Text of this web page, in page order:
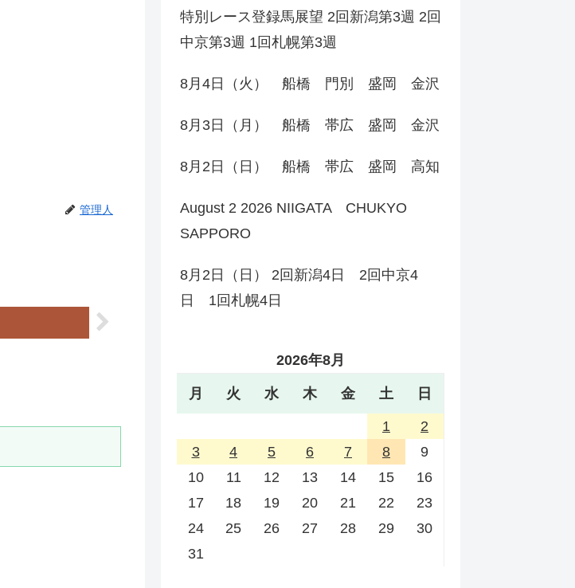
管理人
特別レース登録馬展望 2回新潟第3週 2回
中京第3週 1回札幌第3週
8月4日（火） 船橋 門別 盛岡 金沢
8月3日（月） 船橋 帯広 盛岡 金沢
8月2日（日） 船橋 帯広 盛岡 高知
August 2 2026 NIIGATA CHUKYO
SAPPORO
8月2日（日） 2回新潟4日 2回中京4
日 1回札幌4日
2026年8月
月 火 水 木 金 土 日
1
2
3
4 5 6 7 8
9
10
11 12 13 14 15
16
17
18 19 20 21 22
23
24
25 26 27 28 29
30
31